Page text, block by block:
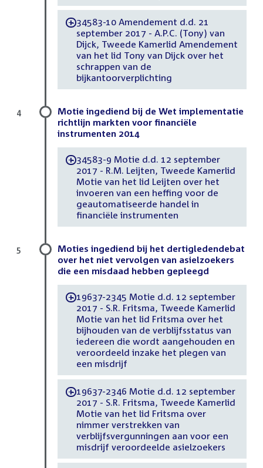
-34583-10 Amendement d.d. 21
september 2017 - A.P.C. (Tony) van
Dijck, Tweede Kamerlid Amendement
van het lid Tony van Dijck over het
schrappen van de
bijkantoorverplichting
Motie ingediend bij de Wet implementatie
richtlijn markten voor financiële
instrumenten 2014
-34583-9 Motie d.d. 12 september
2017 - R.M. Leijten, Tweede Kamerlid
Motie van het lid Leijten over het
invoeren van een heffing voor de
geautomatiseerde handel in
financiële instrumenten
4
Moties ingediend bij het dertigledendebat
over het niet vervolgen van asielzoekers
die een misdaad hebben gepleegd
-19637-2345 Motie d.d. 12 september
2017 - S.R. Fritsma, Tweede Kamerlid
Motie van het lid Fritsma over het
bijhouden van de verblijfsstatus van
iedereen die wordt aangehouden en
veroordeeld inzake het plegen van
een misdrijf
-19637-2346 Motie d.d. 12 september
2017 - S.R. Fritsma, Tweede Kamerlid
Motie van het lid Fritsma over
nimmer verstrekken van
verblijfsvergunningen aan voor een
misdrijf veroordeelde asielzoekers
5